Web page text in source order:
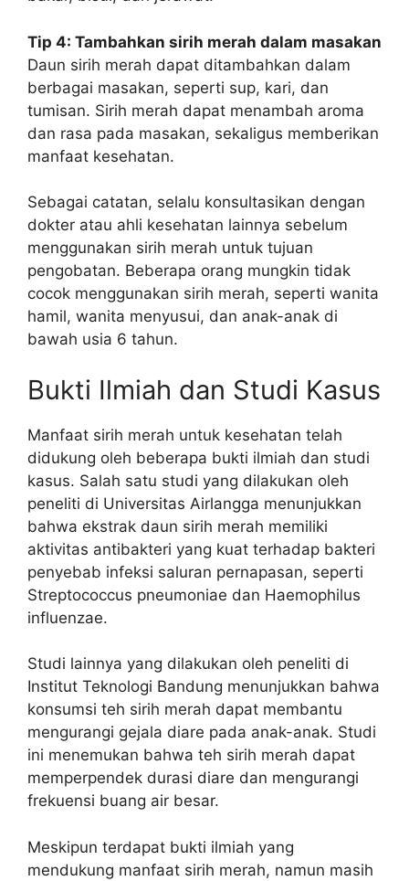
Tip 4: Tambahkan sirih merah dalam masakan
Daun sirih merah dapat ditambahkan dalam
berbagai masakan, seperti sup, kari, dan
tumisan. Sirih merah dapat menambah aroma
dan rasa pada masakan, sekaligus memberikan
manfaat kesehatan.
Sebagai catatan, selalu konsultasikan dengan
dokter atau ahli kesehatan lainnya sebelum
menggunakan sirih merah untuk tujuan
pengobatan. Beberapa orang mungkin tidak
cocok menggunakan sirih merah, seperti wanita
hamil, wanita menyusui, dan anak-anak di
bawah usia 6 tahun.
Bukti Ilmiah dan Studi Kasus
Manfaat sirih merah untuk kesehatan telah
didukung oleh beberapa bukti ilmiah dan studi
kasus. Salah satu studi yang dilakukan oleh
peneliti di Universitas Airlangga menunjukkan
bahwa ekstrak daun sirih merah memiliki
aktivitas antibakteri yang kuat terhadap bakteri
penyebab infeksi saluran pernapasan, seperti
Streptococcus pneumoniae dan Haemophilus
influenzae.
Studi lainnya yang dilakukan oleh peneliti di
Institut Teknologi Bandung menunjukkan bahwa
konsumsi teh sirih merah dapat membantu
mengurangi gejala diare pada anak-anak. Studi
ini menemukan bahwa teh sirih merah dapat
memperpendek durasi diare dan mengurangi
frekuensi buang air besar.
Meskipun terdapat bukti ilmiah yang
mendukung manfaat sirih merah, namun masih